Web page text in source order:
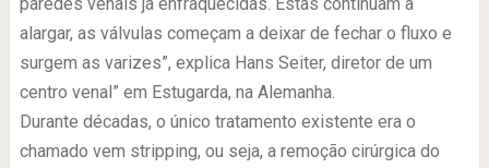
alargar, as válvulas começam a deixar de fechar o fluxo e
surgem as varizes”, explica Hans Seiter, diretor de um
centro venal” em Estugarda, na Alemanha.
Durante décadas, o único tratamento existente era o
chamado vem stripping, ou seja, a remoção cirúrgica do